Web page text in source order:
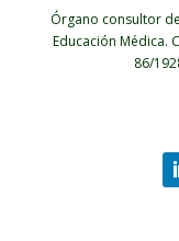
Órgano consultor
Educación Médica.
86/